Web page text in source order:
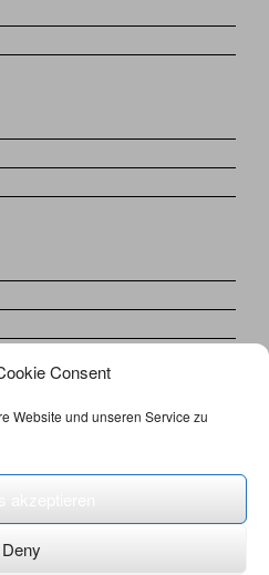
Consent
Website und unseren Service zu
Deny